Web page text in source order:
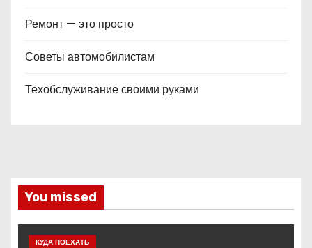
Ремонт — это просто
Советы автомобилистам
Техобслуживание своими руками
You missed
КУДА ПОЕХАТЬ